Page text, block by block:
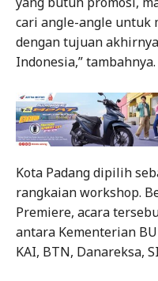
cari angle-angle untuk
dengan tujuan
Indonesia,” tambahnya.
Kota Padang dipilih
rangkaian workshop.
Premiere, acara
antara Kementerian
KAI, BTN, Danareksa,